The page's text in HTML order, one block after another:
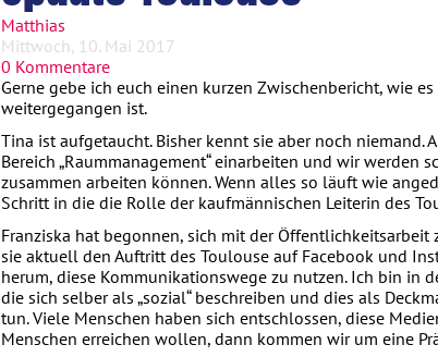
Matthias
Mittwoch, 10. Mai 2017
0 Kommentare
Gerne gebe ich euch einen kurzen Zwischenbericht, wie
weitergegangen ist.
Tina ist aufgetaucht. Bisher kennt sie aber noch niemand.
Bereich „Raummanagement“ einarbeiten und wir werden
zusammen arbeiten können. Wenn alles so läuft wie
Schritt in die die Rolle der kaufmännischen Leiterin des
Franziska hat begonnen, sich mit der Öffentlichkeitsarbeit
sie aktuell den Auftritt des Toulouse auf Facebook und
herum, diese Kommunikationswege zu nutzen. Ich bin in
die sich selber als „sozial“ beschreiben und dies als
tun. Viele Menschen haben sich entschlossen, diese
Menschen erreichen wollen, dann kommen wir um eine